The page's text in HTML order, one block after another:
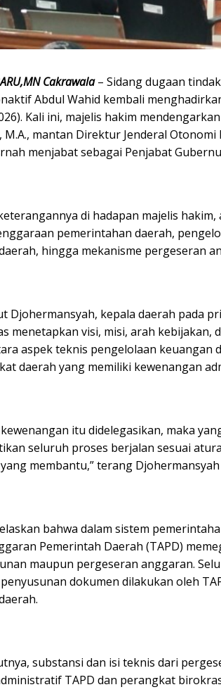
Cakrawala– Sidang dugaan
Abdul Wahid kembali
Kali ini, majelis hakim
M.A., mantan Direktur Jenderal
menjabat sebagai Penjabat
di hadapan majelis
pemerintahan daerah,
hingga mekanisme pergeseran
Djohermansyah, kepala daerah pada
menetapkan visi, misi, arah kebijakan,
aspek teknis pengelolaan keuangan
daerah yang memiliki kewenangan
itu didelegasikan, maka
seluruh proses berjalan sesuai
membantu,” terang
bahwa dalam sistem
Pemerintah Daerah (TAPD)
maupun pergeseran anggaran.
dokumen dilakukan oleh
substansi dan isi teknis dari
TAPD dan perangkat